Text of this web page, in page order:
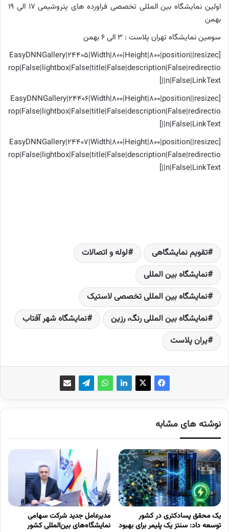
اولین نمایشگاه بین المللی تخصصی فراورده های پتروشیمی 17 الی 19
بهمن
سومین نمایشگاه تهران پلاست : 3 الی 6 بهمن
[EasyDNNGallery|24405|Width|800|Height|800|position||resizec
rop|False|lightbox|False|title|False|description|False|redirectio
n|False|LinkText||]
[EasyDNNGallery|24406|Width|800|Height|800|position||resizec
rop|False|lightbox|False|title|False|description|False|redirectio
n|False|LinkText||]
[EasyDNNGallery|24407|Width|800|Height|800|position||resizec
rop|False|lightbox|False|title|False|description|False|redirectio
n|False|LinkText||]
تقویم نمایشگاهی
لوله و اتصالات
نمایشگاه بین المللی
نمایشگاه بین المللی تخصصی لاستیک
نمایشگاه بین المللی رنگ، رزین
نمایشگاه شهر آفتاب
یران پلاست
نوشته های مشابه
یک محقق پسادکتری در کشور
توسعه داد: سنتز یک پلیمر برای بهبود
مدیرعامل جدید شرکت سهامی
نمایشگاه‌های بین‌المللی کشور